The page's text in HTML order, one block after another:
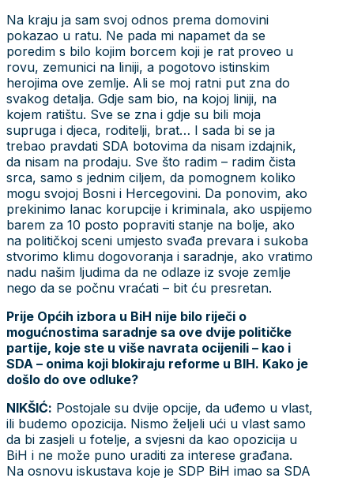
Na kraju ja sam svoj odnos prema domovini
pokazao u ratu. Ne pada mi napamet da se
poredim s bilo kojim borcem koji je rat proveo u
rovu, zemunici na liniji, a pogotovo istinskim
herojima ove zemlje. Ali se moj ratni put zna do
svakog detalja. Gdje sam bio, na kojoj liniji, na
kojem ratištu. Sve se zna i gdje su bili moja
supruga i djeca, roditelji, brat… I sada bi se ja
trebao pravdati SDA botovima da nisam izdajnik,
da nisam na prodaju. Sve što radim – radim čista
srca, samo s jednim ciljem, da pomognem koliko
mogu svojoj Bosni i Hercegovini. Da ponovim, ako
prekinimo lanac korupcije i kriminala, ako uspijemo
barem za 10 posto popraviti stanje na bolje, ako
na političkoj sceni umjesto svađa prevara i sukoba
stvorimo klimu dogovoranja i saradnje, ako vratimo
nadu našim ljudima da ne odlaze iz svoje zemlje
nego da se počnu vraćati – bit ću presretan.
Prije Općih izbora u BiH nije bilo riječi o
mogućnostima saradnje sa ove dvije političke
partije, koje ste u više navrata ocijenili – kao i
SDA – onima koji blokiraju reforme u BIH. Kako je
došlo do ove odluke?
NIKŠIĆ: Postojale su dvije opcije, da uđemo u vlast,
ili budemo opozicija. Nismo željeli ući u vlast samo
da bi zasjeli u fotelje, a svjesni da kao opozicija u
BiH i ne može puno uraditi za interese građana.
Na osnovu iskustava koje je SDP BiH imao sa SDA